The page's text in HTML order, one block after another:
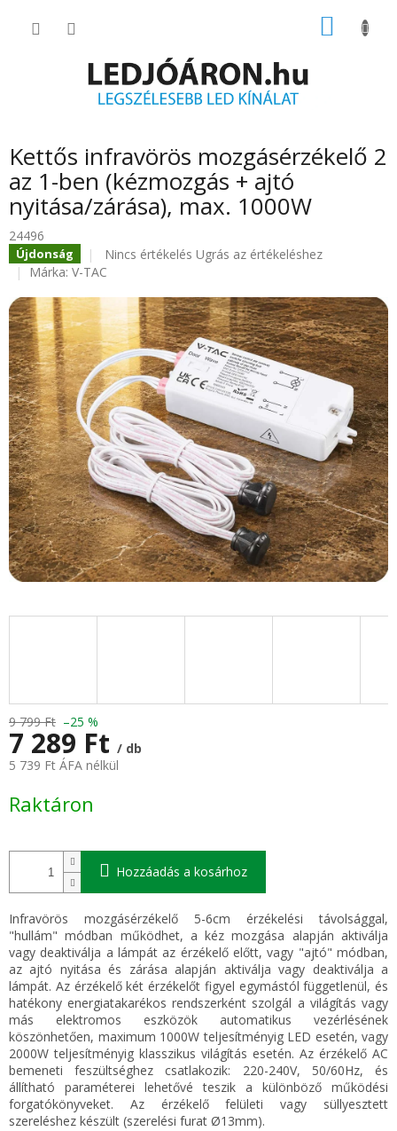
KOSÁR
Kettős infravörös mozgásérzékelő 2
az 1-ben (kézmozgás + ajtó
nyitása/zárása), max. 1000W
24496
Újdonság
A
termék
értékelése
5-
ből
0.0
csillag.
Nincs értékelés Ugrás az értékeléshez
Márka: V-TAC
9 799 Ft –25 %
7 289 Ft / db
5 739 Ft ÁFA nélkül
Raktáron
Hozzáadás a kosárhoz
Infravörös mozgásérzékelő 5-6cm érzékelési távolsággal,
"hullám" módban működhet, a kéz mozgása alapján aktiválja
vagy deaktiválja a lámpát az érzékelő előtt, vagy "ajtó" módban,
az ajtó nyitása és zárása alapján aktiválja vagy deaktiválja a
lámpát. Az érzékelő két érzékelőt figyel egymástól függetlenül, és
hatékony energiatakarékos rendszerként szolgál a világítás vagy
más elektromos eszközök automatikus vezérlésének
köszönhetően, maximum 1000W teljesítményig LED esetén, vagy
2000W teljesítményig klasszikus világítás esetén. Az érzékelő AC
bemeneti feszültséghez csatlakozik: 220-240V, 50/60Hz, és
állítható paraméterei lehetővé teszik a különböző működési
forgatókönyveket. Az érzékelő felületi vagy süllyesztett
szereléshez készült (szerelési furat Ø13mm).